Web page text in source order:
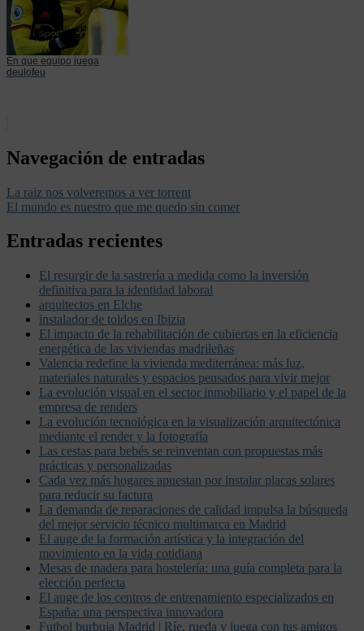
En que equipo juega
deulofeu
Navegación de entradas
La raiz nos volveremos a ver torrent
El mundo es nuestro que me quedo sin comer
Entradas recientes
El resurgir de la sastrería a medida como la inversión
definitiva para la identidad laboral
arquitectos en Elche
instalador de toldos en Ibizia
El impacto de la rehabilitación de cubiertas en la eficiencia
energética de las viviendas madrileñas
Valencia redefine la vivienda mediterránea: más luz,
materiales naturales y espacios pensados para vivir mejor
La evolución visual en el sector inmobiliario y el papel de la
empresa de renders
La evolución tecnológica en la visualización arquitectónica
mediante el render y la fotografía
Las cestas para bebés se reinventan con propuestas más
prácticas y personalizadas
Cada vez más hogares apuestan por instalar placas solares
para reducir su factura
La demanda de reparaciones de calidad impulsa la búsqueda
del mejor servicio técnico multimarca en Madrid
El auge de la formación artística y la integración del
movimiento en la vida cotidiana
Mesas de madera para hostelería: una guía completa para la
elección perfecta
El auge de los centros de entrenamiento especializados en
España: una perspectiva innovadora
Futbol burbuja Madrid | Ríe, rueda y juega con tus amigos